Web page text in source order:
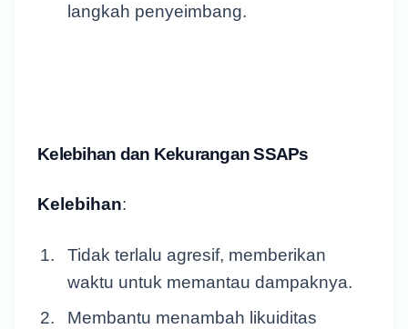
langkah penyeimbang.
Kelebihan dan Kekurangan SSAPs
Kelebihan:
Tidak terlalu agresif, memberikan
waktu untuk memantau dampaknya.
Membantu menambah likuiditas